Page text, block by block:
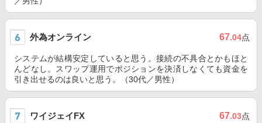
外為オンライン 67.04点
システムが結構安定していると思う。接続の不具合とかもほと
んどなし。スワップ運用でポジションを決済しなくても資金を
引き出せるのは良いと思う。（30代／男性）
ワイジェイFX 67.03点